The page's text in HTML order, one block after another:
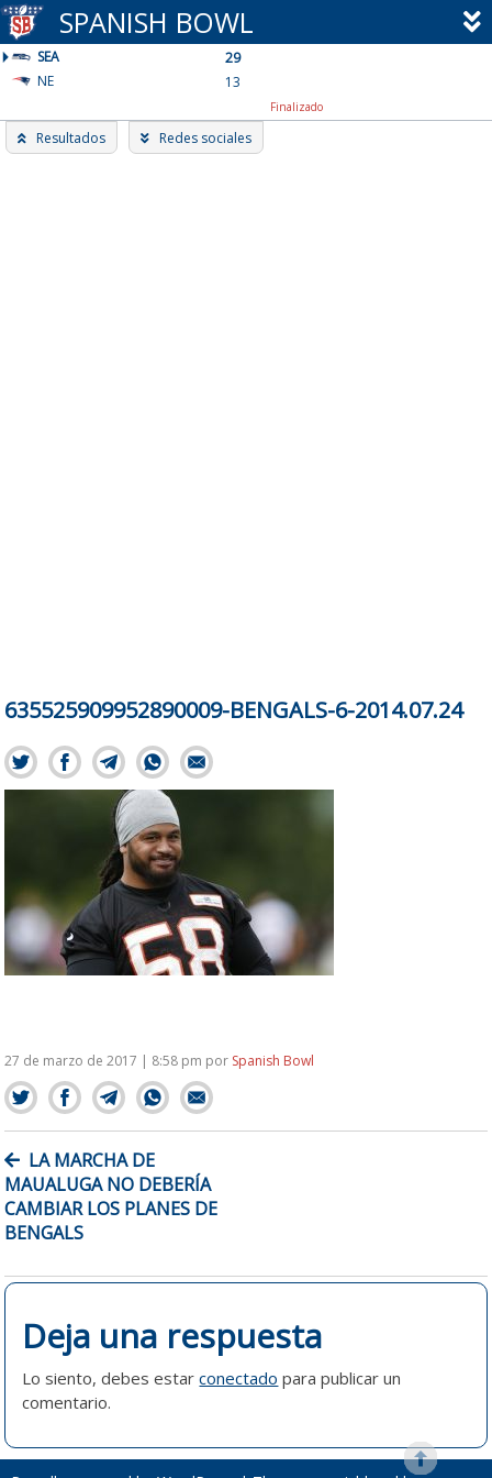
Skip
to
content
SPANISH BOWL
SEA
29
NE
13
Finalizado
Resultados Redes sociales
635525909952890009-BENGALS-6-2014.07.24
27 de marzo de 2017 | 8:58 pm por Spanish Bowl
NAVEGACIÓN
DE
ENTRADAS
LA MARCHA DE
MAUALUGA NO DEBERÍA
CAMBIAR LOS PLANES DE
BENGALS
Deja una respuesta
Lo siento, debes estarconectado para publicar un
comentario.